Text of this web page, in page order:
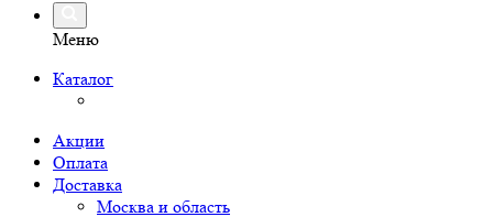
Меню
Каталог
Акции
Оплата
Доставка
Москва и область